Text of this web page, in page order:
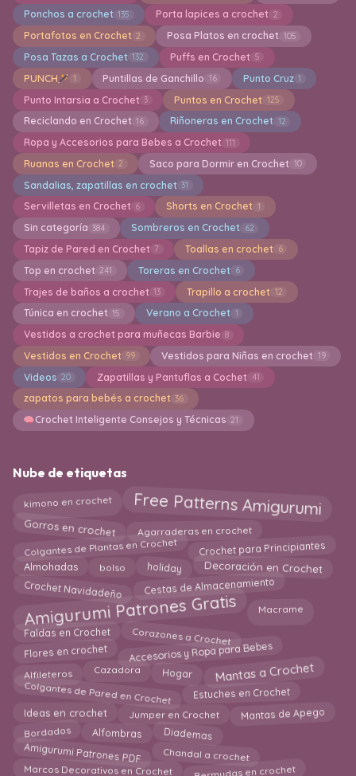
Ponchos a crochet 135 Porta lapices a crochet 2
Portafotos en Crochet 2 Posa Platos en crochet 105
Posa Tazas a Crochet 132 Puffs en Crochet 5
PUNCH 1 Puntillas de Ganchillo 16 Punto Cruz 1
Punto Intarsia a Crochet 3 Puntos en Crochet 125
Reciclando en Crochet 16 Riñoneras en Crochet 12
Ropa y Accesorios para Bebes a Crochet 111
Ruanas en Crochet 2 Saco para Dormir en Crochet 10
Sandalias, zapatillas en crochet 31
Servilletas en Crochet 6 Shorts en Crochet 1
Sin categoría 384 Sombreros en Crochet 62
Tapiz de Pared en Crochet 7 Toallas en crochet 6
Top en crochet 241 Toreras en Crochet 6
Trajes de baños a crochet 13 Trapillo a crochet 12
Túnica en crochet 15 Verano a Crochet 1
Vestidos a crochet para muñecas Barbie 8
Vestidos en Crochet 99 Vestidos para Niñas en crochet 19
Videos 20 Zapatillas y Pantuflas a Cochet 41
zapatos para bebés a crochet 36
Crochet Inteligente Consejos y Técnicas 21
Nube de etiquetas
kimono en crochet Free Patterns Amigurumi
Gorros en crochet Agarraderas en crochet
Colgantes de Plantas en Crochet Crochet para Principiantes
Almohadas bolso holiday Decoración en Crochet
Crochet Navidadeño Cestas de Almacenamiento
Amigurumi Patrones Gratis Macrame
Faldas en Crochet Corazones a Crochet
Flores en crochet Accesorios y Ropa para Bebes
Alfileteros Cazadora Hogar Mantas a Crochet
Colgantes de Pared en Crochet Estuches en Crochet
Ideas en crochet Jumper en Crochet Mantas de Apego
Bordados Alfombras Diademas
Amigurumi Patrones PDF Chandal a crochet
Marcos Decorativos en Crochet Bermudas en crochet